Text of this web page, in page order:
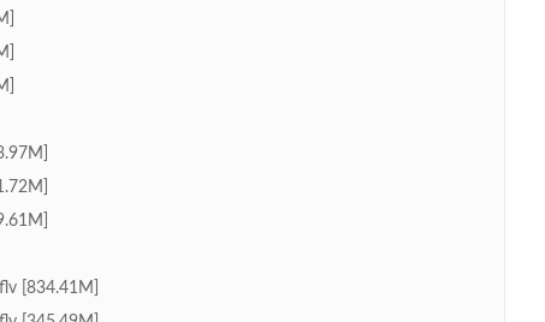
[834.41M]